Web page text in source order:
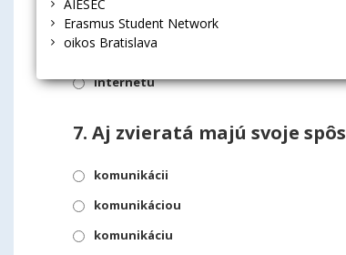
AIESEC
Erasmus Student Network
oikos Bratislava
internete
internetom
internetu
7. Aj zvieratá majú svoje
komunikácii
komunikáciou
komunikáciu